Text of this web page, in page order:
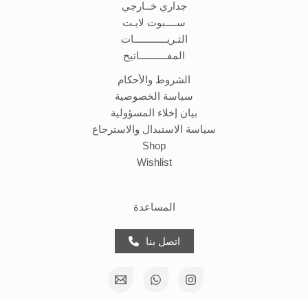
جداري خــارجي
ســــبوت لايـت
الثـريــــــــــــات
المفــــــــــاتيح
الشروط والأحكام
سياسة الخصوصية
بيان إخلاء المسؤولية
سياسة الاستبدال والاسترجاع
Shop
Wishlist
المساعدة
اتصل بنا